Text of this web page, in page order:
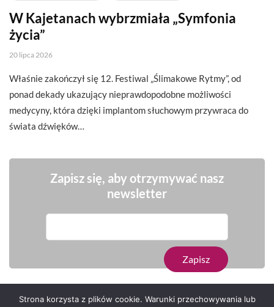
W Kajetanach wybrzmiała „Symfonia
życia”
20 lipca 2026
Właśnie zakończył się 12. Festiwal „Ślimakowe Rytmy”, od
ponad dekady ukazujący nieprawdopodobne możliwości
medycyny, która dzięki implantom słuchowym przywraca do
świata dźwięków…
Zapisz się, aby otrzymywać nasz
newsletter
Strona korzysta z plików cookie. Warunki przechowywania lub